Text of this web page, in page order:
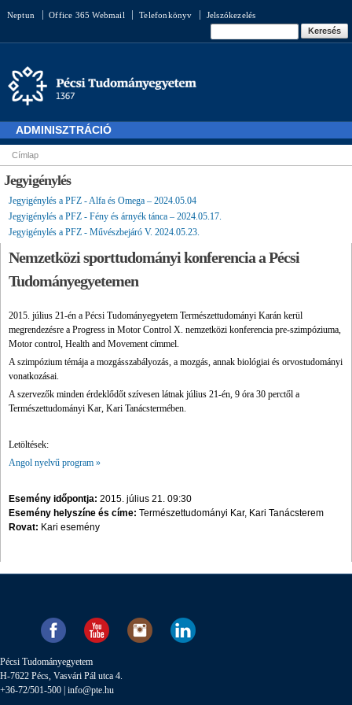
Neptun Office 365 Webmail Telefonkönyv Jelszókezelés
Keresés
ADMINISZTRÁCIÓ
Jelenlegi hely
Címlap
Jegyigénylés
Jegyigénylés a PFZ - Alfa és Omega – 2024.05.04
Jegyigénylés a PFZ - Fény és árnyék tánca – 2024.05.17.
Jegyigénylés a PFZ - Művészbejáró V. 2024.05.23.
Nemzetközi sporttudományi konferencia a Pécsi
Tudományegyetemen
2015. július 21-én a Pécsi Tudományegyetem Természettudományi Karán kerül
megrendezésre a Progress in Motor Control X. nemzetközi konferencia pre-szimpóziuma,
Motor control, Health and Movement címmel.
A szimpózium témája a mozgásszabályozás, a mozgás, annak biológiai és orvostudományi
vonatkozásai.
A szervezők minden érdeklődőt szívesen látnak július 21-én, 9 óra 30 perctől a
Természettudományi Kar, Kari Tanácstermében.
Letöltések:
Angol nyelvű program »
Esemény időpontja: 2015. július 21. 09:30
Esemény helyszíne és címe: Természettudományi Kar, Kari Tanácsterem
Rovat: Kari esemény
Pécsi Tudományegyetem
H-7622 Pécs, Vasvári Pál utca 4.
+36-72/501-500 | info@pte.hu